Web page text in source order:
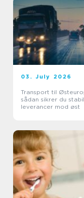
03. July 2026
Transport til
sådan sikrer du
leverancer mod øst